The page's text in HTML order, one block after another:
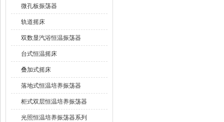
微孔板振荡器
轨道摇床
双数显汽浴恒温振荡器
台式恒温摇床
叠加式摇床
落地式恒温培养振荡器
柜式双层恒温培养振荡器
光照恒温培养振荡器系列